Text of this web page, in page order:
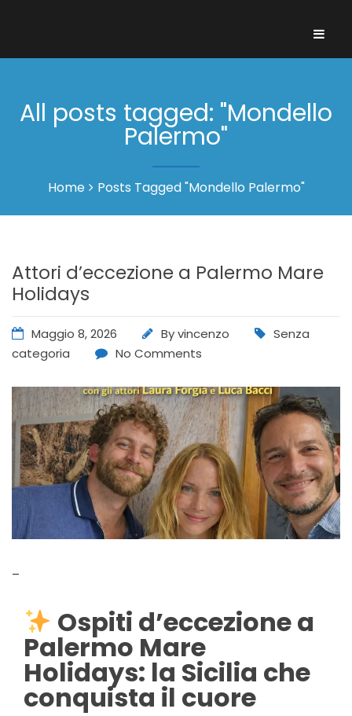
All posts tagged: "Mondello
Palermo"
Home Posts Tagged "Mondello Palermo"
Attori d’eccezione a Palermo Mare
Holidays
Maggio 8, 2026 Byvincenzo
Senza
categoria
No Comments
–
Ospiti d’eccezione a
Palermo Mare
Holidays: la Sicilia che
conquista il cuore